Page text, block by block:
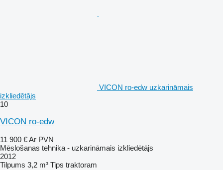
VICON ro-edw uzkarināmais
izkliedētājs
10
VICON ro-edw
11 900 €Ar PVN
Mēslošanas tehnika - uzkarināmais izkliedētājs
2012
Tilpums 3,2 m³ Tips traktoram